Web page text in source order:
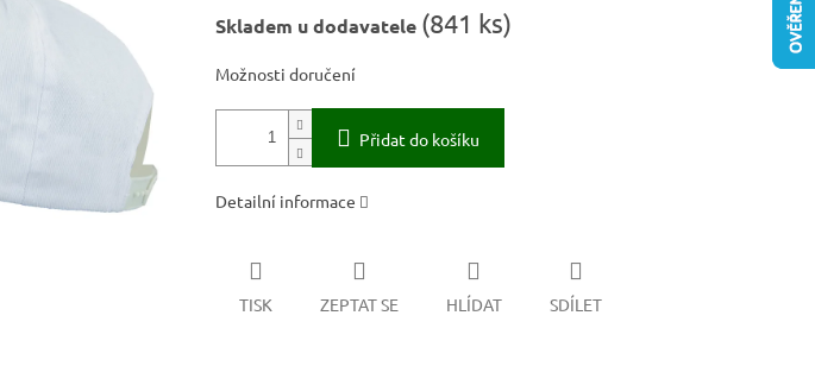
cena:
Skladem u dodavatele (841 ks)
Možnosti doručení
Přidat do košíku
Detailní informace
TISK ZEPTAT SE HLÍDAT SDÍLET